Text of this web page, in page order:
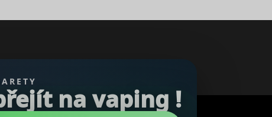
na vaping !